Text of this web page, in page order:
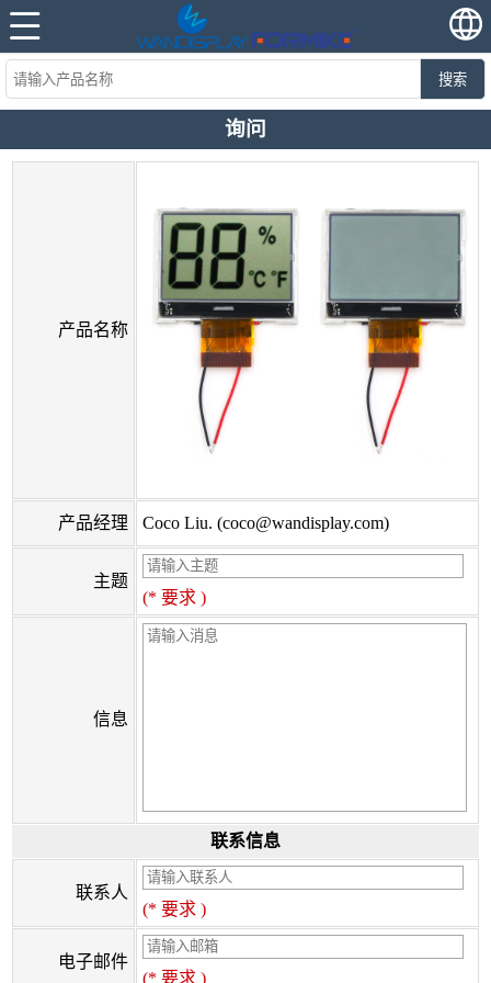
搜索
询问
产品名称
产品经理 Coco Liu. (coco@wandisplay.com)
主题
(* 要求 )
信息
联系信息
联系人
(* 要求 )
电子邮件
(* 要求 )